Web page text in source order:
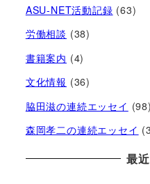
ASU-NET活動記録 (63)
労働相談 (38)
書籍案内 (4)
文化情報 (36)
脇田滋の連続エッセイ (98)
森岡孝二の連続エッセイ
最